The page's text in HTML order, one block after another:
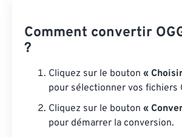
Comment convertir
?
Cliquez sur le bouton «
pour sélectionner vos fichiers
Cliquez sur le bouton «
pour démarrer la conversion.